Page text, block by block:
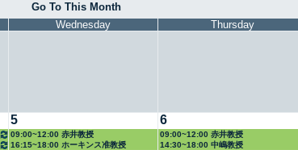
Go To This Month
Wednesday Thursday
5
09:00~12:00 赤井教授
16:15~18:00 ホーキンス准教授
6
09:00~12:00 赤井教授
14:30~18:00 中嶋教授